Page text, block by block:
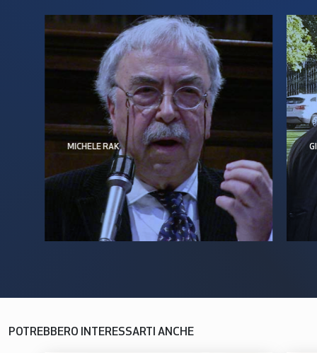
MICHELE RAK
POTREBBERO INTERESSARTI ANCHE